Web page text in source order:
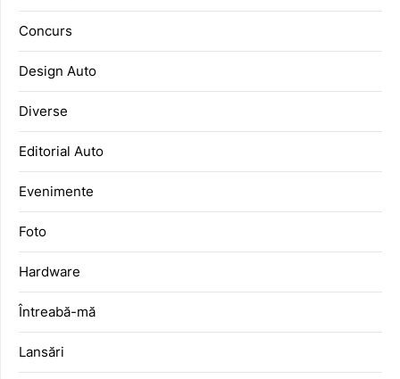
Concurs
Design Auto
Diverse
Editorial Auto
Evenimente
Foto
Hardware
Întreabă-mă
Lansări